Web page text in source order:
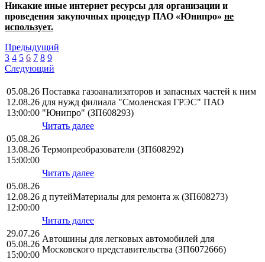
Никакие иные интернет ресурсы для организации и
проведения закупочных процедур ПАО «Юнипро» не
использует.
Предыдущий
3 4 5 6 7 8 9
Следующий
05.08.26
12.08.26
13:00:00
Поставка газоанализаторов и запасных частей к ним
для нужд филиала "Смоленская ГРЭС" ПАО
"Юнипро" (ЗП608293)
Читать далее
05.08.26
13.08.26
15:00:00
Термопреобразователи (ЗП608292)
Читать далее
05.08.26
12.08.26
12:00:00
д путейМатериалы для ремонта ж (ЗП608273)
Читать далее
29.07.26
05.08.26
15:00:00
Автошины для легковых автомобилей для
Московского представительства (ЗП6072666)